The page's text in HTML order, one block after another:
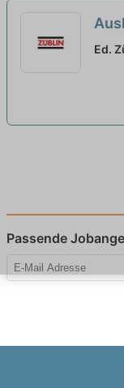
Ed.
Passende